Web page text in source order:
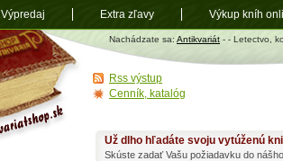
Antikvariát
shop.sk
Nachádzate sa: Antikvariát - - Letectvo,
Už dlho hľadáte svoju vytúženú
Skúste zadať Vašu požiadavku do
Rss výstup
Cenník, katalóg
Výpredaj Extra zľavy Výkup kníh